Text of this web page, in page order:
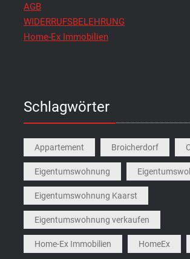
AGB
WIDERRUFSBELEHRUNG
Home-Ex Immobilien
Schlagwörter
Appartement Broicherdorf
Eigentumswohnung
Eigentumswohnung Kaarst
Eigentumswohnung verkaufen
Home-Ex Immobilien HomeEx